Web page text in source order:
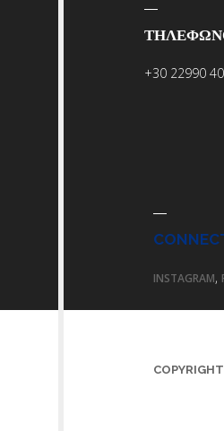
+30 22990
INSTAGRAM,